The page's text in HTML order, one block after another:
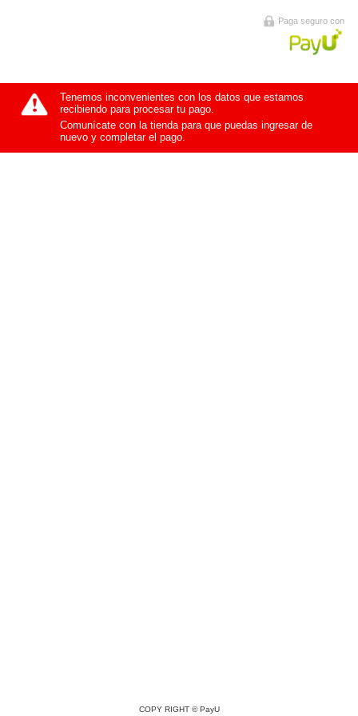
Paga seguro con
Tenemos inconvenientes con los datos que estamos
recibiendo para procesar tu pago.
Comunícate con la tienda para que puedas ingresar de
nuevo y completar el pago.
COPY RIGHT ©PayU